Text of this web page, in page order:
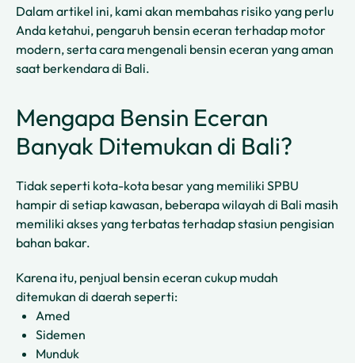
Dalam artikel ini, kami akan membahas risiko yang perlu
Anda ketahui, pengaruh bensin eceran terhadap motor
modern, serta cara mengenali bensin eceran yang aman
saat berkendara di Bali.
Mengapa Bensin Eceran
Banyak Ditemukan di Bali?
Tidak seperti kota-kota besar yang memiliki SPBU
hampir di setiap kawasan, beberapa wilayah di Bali masih
memiliki akses yang terbatas terhadap stasiun pengisian
bahan bakar.
Karena itu, penjual bensin eceran cukup mudah
ditemukan di daerah seperti:
Amed
Sidemen
Munduk